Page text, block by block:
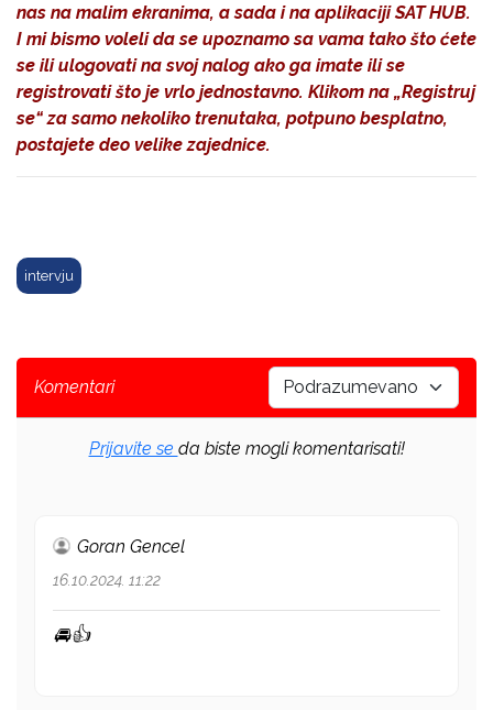
nas na malim ekranima, a sada i na aplikaciji SAT HUB.
I mi bismo voleli da se upoznamo sa vama tako što ćete
se ili ulogovati na svoj nalog ako ga imate ili se
registrovati što je vrlo jednostavno. Klikom na „Registruj
se“za samo nekoliko trenutaka, potpuno besplatno,
postajete deo velike zajednice.
intervju
Komentari
Prijavite se da biste mogli komentarisati!
Goran Gencel
16.10.2024. 11:22
🚘👍